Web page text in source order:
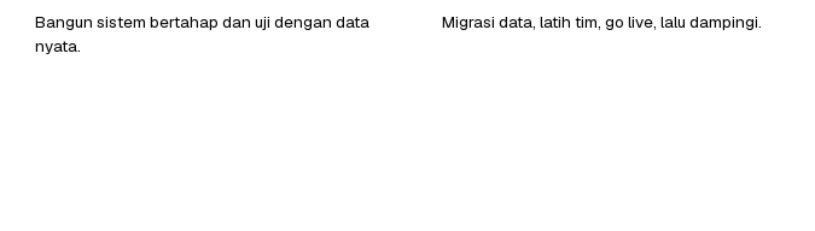
Bangun sistem bertahap dan uji dengan data
nyata.
Migrasi data, latih tim, go live, lalu dampingi.